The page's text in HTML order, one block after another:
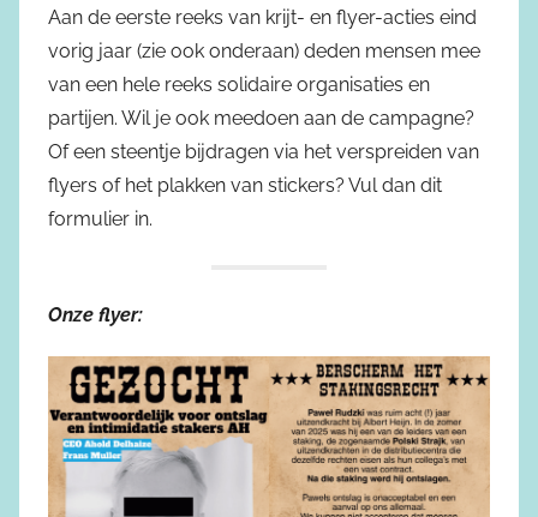
Aan de eerste reeks van krijt- en flyer-acties eind
vorig jaar (zie ook onderaan) deden mensen mee
van een hele reeks solidaire organisaties en
partijen. Wil je ook meedoen aan de campagne?
Of een steentje bijdragen via het verspreiden van
flyers of het plakken van stickers? Vul dan dit
formulier in.
Onze flyer: